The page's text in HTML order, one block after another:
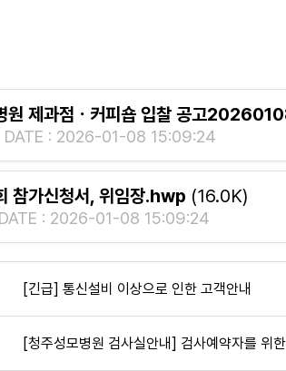
원 제과점ㆍ커피숍 입찰 공고
DATE : 2026-01-08 15:09:24
참가신청서, 위임장.hwp (16.0K)
: 2026-01-08 15:09:24
[긴급] 통신설비 이상으로 인한 고객안내
[청주성모병원 검사실안내] 검사예약자를 위